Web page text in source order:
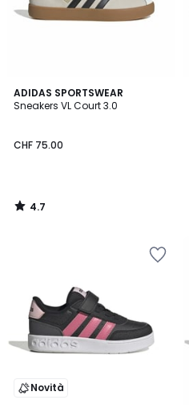
ADIDAS SPORTSWEAR
Sneakers VL Court 3.0
CHF 75.00
4.7
/ 5
4.7
/
Novità